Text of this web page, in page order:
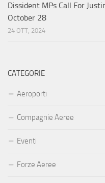
Dissident MPs Call For
October 28
24 OTT, 2024
CATEGORIE
Aeroporti
Compagnie Aeree
Eventi
Forze Aeree